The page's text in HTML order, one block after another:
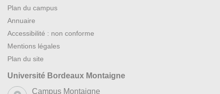
Plan du campus
Annuaire
Accessibilité : non conforme
Mentions légales
Plan du site
Université Bordeaux Montaigne
Campus Montaigne